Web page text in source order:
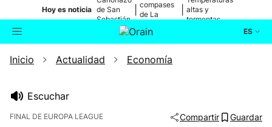
Hoy es noticia de San
Sebastián
compases
de La
altas y
tormentas
ES
Buscador Actualidad
Inicio Actualidad Economía
Escuchar
FINAL DE EUROPA LEAGUE Compartir Guardar